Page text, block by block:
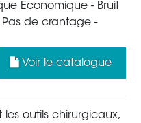
Economique - Bruit
de crantage -
Voir le catalogue
outils chirurgicaux,